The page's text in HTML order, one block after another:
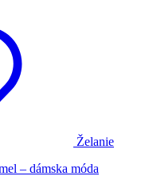
Želanie